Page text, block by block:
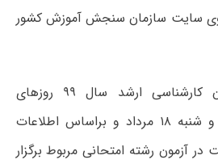
بر روی سایت سازمان سنجش آموزش کشور
به گزارش ایسنا، آزمون کارشناسی ارشد سال ۹۹ روزهای
پنجشنبه ۱۶، جمعه ۱۷ و شنبه ۱۸ مرداد و براساس اطلاعات
آزمون رشته امتحانی مربوط برگزار